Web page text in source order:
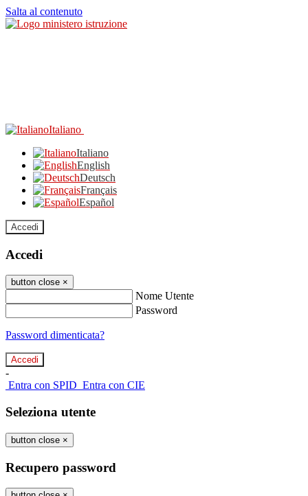
Salta al contenuto
Italiano
Italiano
English
Deutsch
Français
Español
Accedi
Accedi
button close ×
Nome Utente
Password
Password dimenticata?
-
Entra con SPID Entra con CIE
Seleziona utente
button close ×
Recupero password